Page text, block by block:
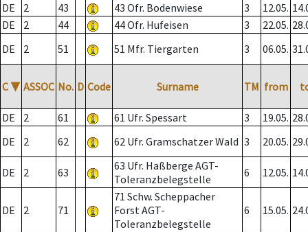
DE
2 43 43 Ofr. Bodenwiese 3 12.05.
DE
2 44 44 Ofr. Hufeisen 3 22.05.
DE
2 51 51 Mfr. Tiergarten 3 06.05.
C ▼ ASSOC No. D Code Surname TM from
DE 2 61 61 Ufr. Spessart 3 19.05.
DE
2 62 62 Ufr. Gramschatzer Wald 3 20.05.
DE 2 63
63 Ufr. Haßberge AGT-
Toleranzbelegstelle
6 12.05.
DE 2 71
71 Schw. Scheppacher
Forst AGT-
Toleranzbelegstelle
6 15.05.